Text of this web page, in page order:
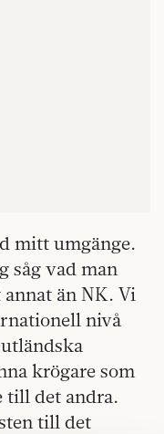
mitt umgänge.
såg vad man
än NK. Vi
nivå
krögare som
till det andra.
till det